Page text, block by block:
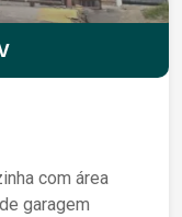
com área
garagem